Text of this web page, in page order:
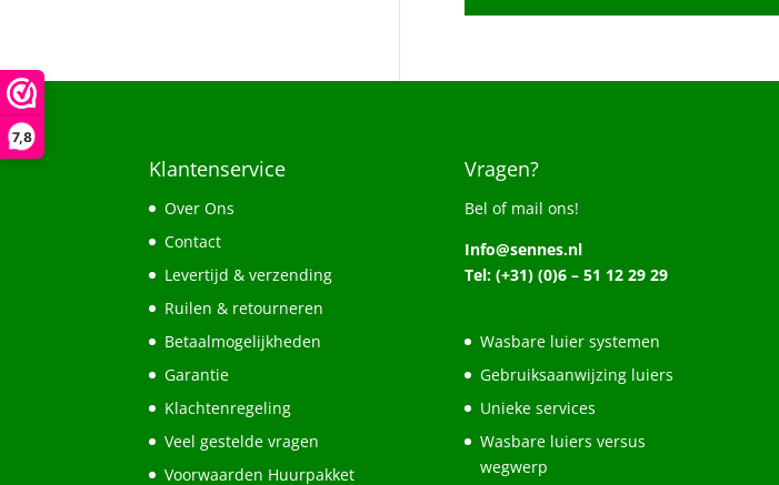
7,8
Klantenservice
Over Ons
Contact
Levertijd & verzending
Ruilen & retourneren
Betaalmogelijkheden
Garantie
Klachtenregeling
Veel gestelde vragen
Voorwaarden Huurpakket
Vragen?
Bel of mail ons!
Info@sennes.nl
Tel: (+31) (0)6 – 51 12 29 29
Wasbare luier systemen
Gebruiksaanwijzing luiers
Unieke services
Wasbare luiers versus
wegwerp